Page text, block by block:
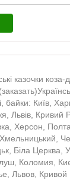
казочки
байки: Київ,
Львів, Кривий
Херсон,
Біла
Коломия,
Львов, Кривой